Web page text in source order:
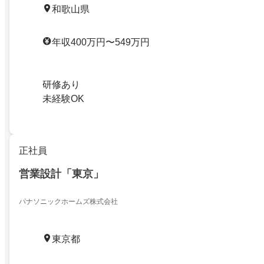
和歌山県
年収400万円〜549万円
研修あり
未経験OK
正社員
営業設計「東京」
パナソニックホームズ株式会社
東京都